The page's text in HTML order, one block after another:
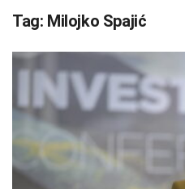
Tag: Milojko Spajić